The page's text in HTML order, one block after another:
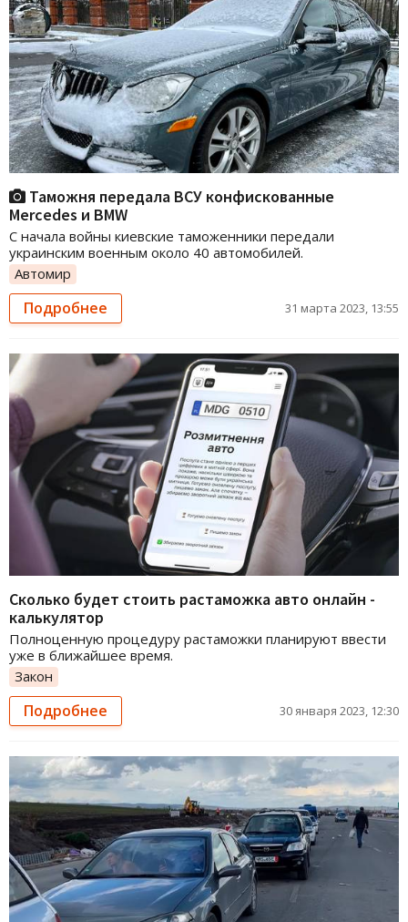
Таможня передала ВСУ конфискованные
Mercedes и BMW
С начала войны киевские таможенники передали
украинским военным около 40 автомобилей.
Автомир
Подробнее 31 марта 2023, 13:55
Сколько будет стоить растаможка авто онлайн -
калькулятор
Полноценную процедуру растаможки планируют ввести
уже в ближайшее время.
Закон
Подробнее 30 января 2023, 12:30